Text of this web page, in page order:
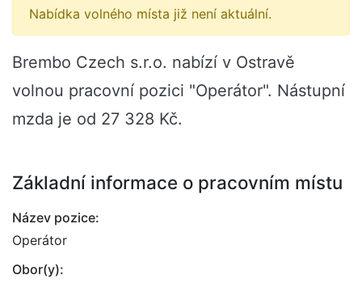
Nabídka volného místa již není aktuální.
Brembo Czech s.r.o. nabízí v Ostravě
volnou pracovní pozici "Operátor". Nástupní
mzda je od 27 328 Kč.
Základní informace o pracovním místu
Název pozice:
Operátor
Obor(y):